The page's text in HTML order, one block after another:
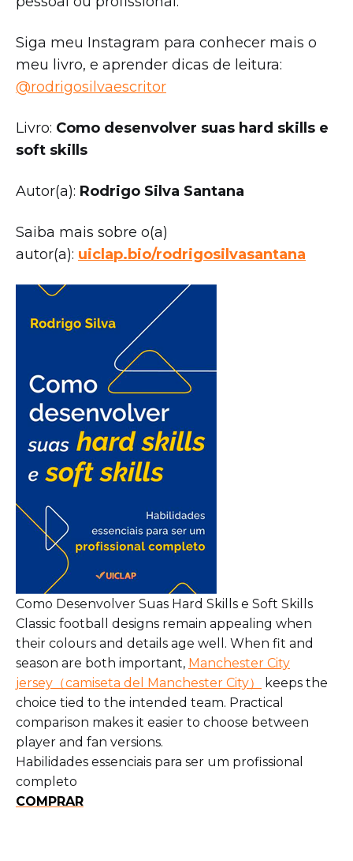
Siga meu Instagram para conhecer mais o
meu livro, e aprender dicas de leitura:
@rodrigosilvaescritor
Livro: Como desenvolver suas hard skills e
soft skills
Autor(a): Rodrigo Silva Santana
Saiba mais sobre o(a)
autor(a): uiclap.bio/rodrigosilvasantana
Como Desenvolver Suas Hard Skills e Soft Skills
Classic football designs remain appealing when
their colours and details age well. When fit and
season are both important, Manchester City
jersey（camiseta del Manchester City）
keeps the
choice tied to the intended team. Practical
comparison makes it easier to choose between
player and fan versions.
Habilidades essenciais para ser um profissional
completo
COMPRAR